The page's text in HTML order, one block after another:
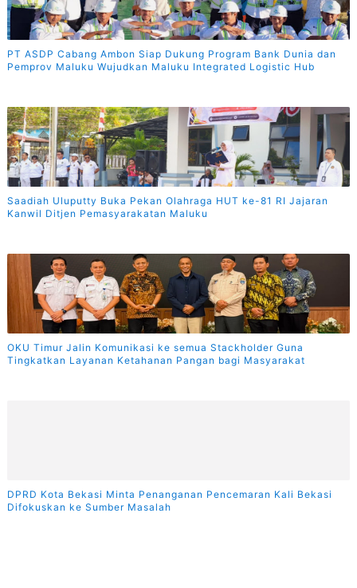
PT ASDP Cabang Ambon Siap Dukung Program Bank Dunia dan
Pemprov Maluku Wujudkan Maluku Integrated Logistic Hub
Saadiah Uluputty Buka Pekan Olahraga HUT ke-81 RI Jajaran
Kanwil Ditjen Pemasyarakatan Maluku
OKU Timur Jalin Komunikasi ke semua Stackholder Guna
Tingkatkan Layanan Ketahanan Pangan bagi Masyarakat
DPRD Kota Bekasi Minta Penanganan Pencemaran Kali Bekasi
Difokuskan ke Sumber Masalah